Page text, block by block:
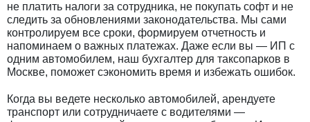
не платить налоги за сотрудника, не покупать софт и не
следить за обновлениями законодательства. Мы сами
контролируем все сроки, формируем отчетность и
напоминаем о важных платежах. Даже если вы — ИП с
одним автомобилем, наш бухгалтер для таксопарков в
Москве, поможет сэкономить время и избежать ошибок.
Когда вы ведете несколько автомобилей, арендуете
транспорт или сотрудничаете с водителями —